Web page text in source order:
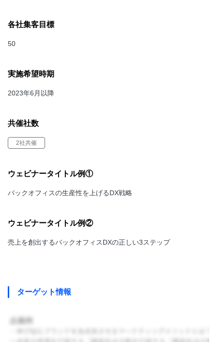
各社集客目標
50
実施希望時期
2023年6月以降
共催社数
2社共催
ウェビナータイトル例①
バックオフィスの生産性を上げるDX戦略
ウェビナータイトル例②
売上を創出するバックオフィスDXの正しい3ステップ
ターゲット情報